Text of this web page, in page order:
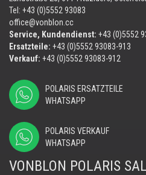
Tel: +43 (0)5552 93083
office@vonblon.cc
Service, Kundendienst: +43 (0)5552
Ersatzteile: +43 (0)5552 93083-913
Verkauf: +43 (0)5552 93083-912
POLARIS ERSATZTEILE
WHATSAPP
POLARIS VERKAUF
WHATSAPP
VONBLON POLARIS